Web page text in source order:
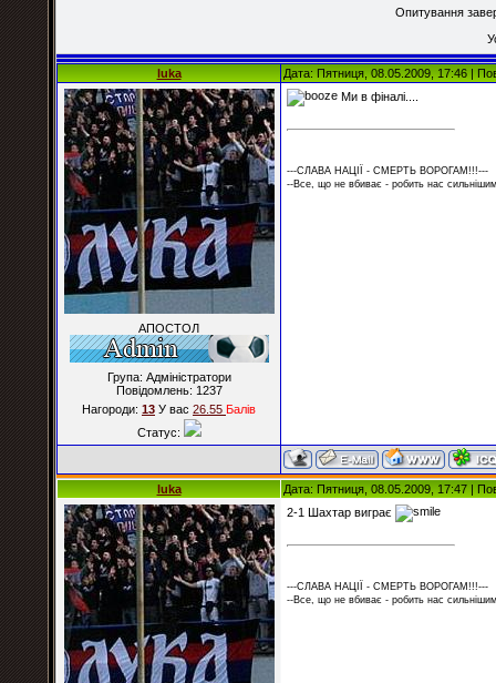
Опитування
luka Дата: Пятниця, 08.05.2009, 17:46 |
АПОСТОЛ
Група: Адміністратори
Повідомлень: 1237
Нагороди: 13 У вас 26.55 Балiв
Статус:
Ми в фіналі....
---СЛАВА НАЦІЇ - СМЕРТЬ ВОРОГАМ!!!---
--Все, що не вбиває - робить нас
luka Дата: Пятниця, 08.05.2009, 17:47 |
2-1 Шахтар виграє
---СЛАВА НАЦІЇ - СМЕРТЬ ВОРОГАМ!!!---
--Все, що не вбиває - робить нас